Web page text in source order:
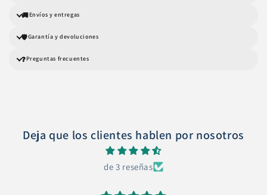
🚚Envíos y entregas
🛡️Garantía y devoluciones
❓Preguntas frecuentes
Deja que los clientes hablen por nosotros
de 3 reseñas